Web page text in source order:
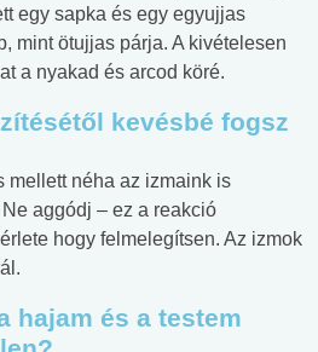
egy sapka és egy egyujjas
mint ötujjas párja. A kivételesen
a nyakad és arcod köré.
kevésbé fogsz
mellett néha az izmaink is
aggódj – ez a reakció
hogy felmelegítsen. Az izmok
hajam és a testem